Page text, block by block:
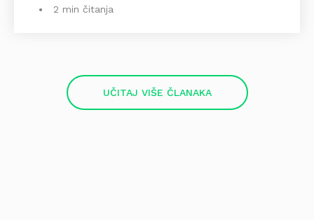
2 min čitanja
UČITAJ VIŠE ČLANAKA